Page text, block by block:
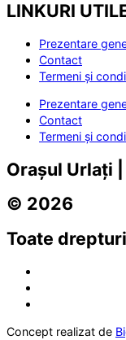
LINKURI
Prezentare
Contact
Termeni și
Prezentare
Contact
Termeni și
Orașul Urlați
© 2026
Toate
Concept realizat de